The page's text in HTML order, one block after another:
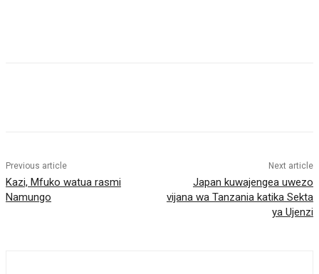
Previous article
Kazi, Mfuko watua rasmi
Namungo
Next article
Japan kuwajengea uwezo
vijana wa Tanzania katika Sekta
ya Ujenzi